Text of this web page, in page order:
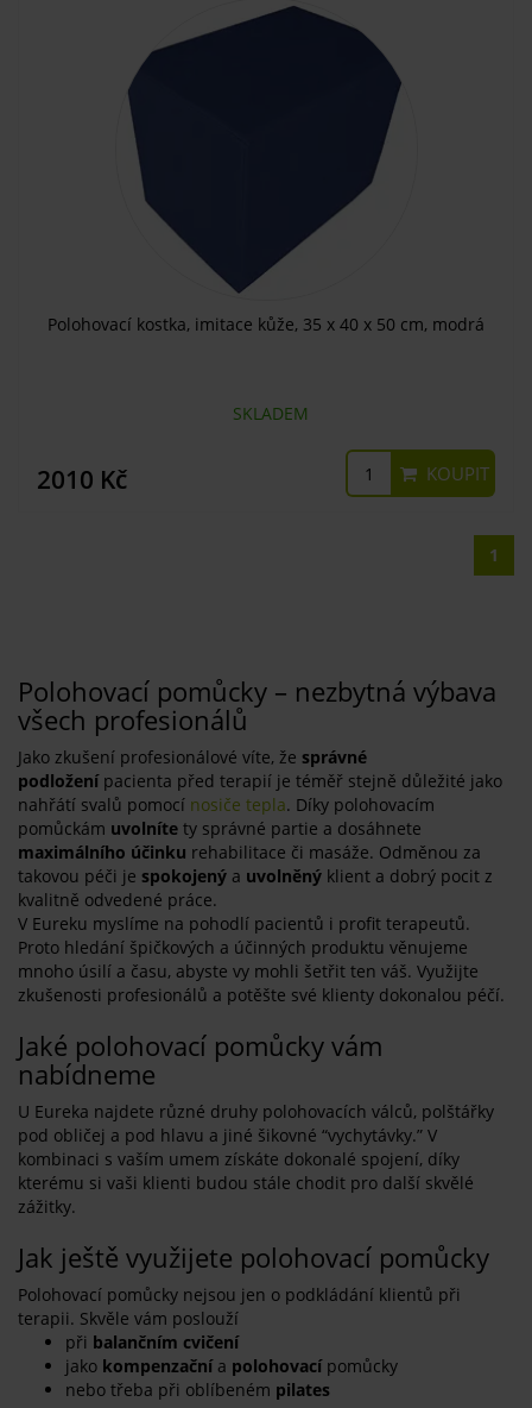
Polohovací kostka, imitace kůže, 35 x 40 x 50 cm, modrá
SKLADEM
2010 Kč KOUPIT
1
Polohovací pomůcky – nezbytná výbava
všech profesionálů
Jako zkušení profesionálové víte, že správné
podloženípacienta před terapií je téměř stejně důležité jako
nahřátí svalů pomocí nosiče tepla. Díky polohovacím
pomůckám uvolníte ty správné partie a dosáhnete
maximálního účinku rehabilitace či masáže. Odměnou za
takovou péči je spokojený a uvolněný klient a dobrý pocit z
kvalitně odvedené práce.
V Eureku myslíme na pohodlí pacientů i profit terapeutů.
Proto hledání špičkových a účinných produktu věnujeme
mnoho úsilí a času, abyste vy mohli šetřit ten váš. Využijte
zkušenosti profesionálů a potěšte své klienty dokonalou péčí.
Jaké polohovací pomůcky vám
nabídneme
U Eureka najdete různé druhy polohovacích válců, polštářky
pod obličej a pod hlavu a jiné šikovné “vychytávky.” V
kombinaci s vaším umem získáte dokonalé spojení, díky
kterému si vaši klienti budou stále chodit pro další skvělé
zážitky.
Jak ještě využijete polohovací pomůcky
Polohovací pomůcky nejsou jen o podkládání klientů při
terapii. Skvěle vám poslouží
při balančním cvičení
jako kompenzačnía polohovacípomůcky
nebo třeba při oblíbeném pilates